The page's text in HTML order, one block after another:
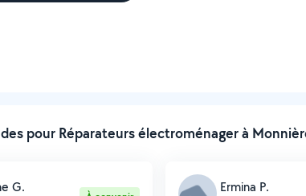
pour Réparateurs électroménager à
G. Ermina P.